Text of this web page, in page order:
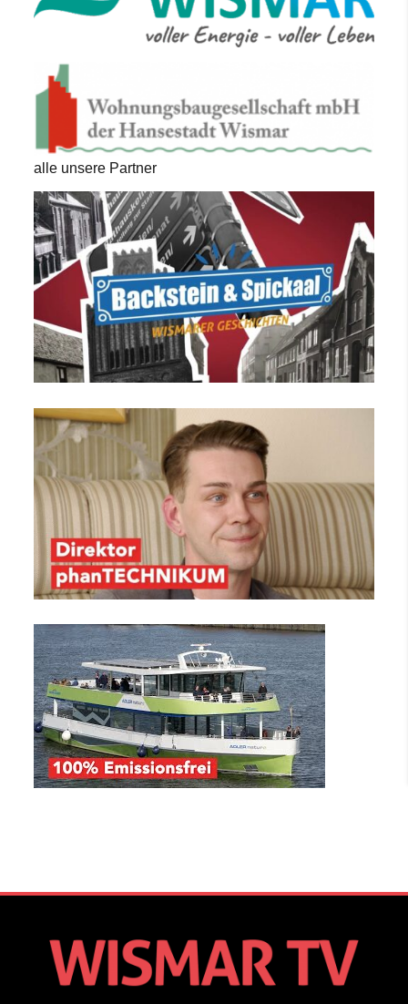
alle unsere Partner